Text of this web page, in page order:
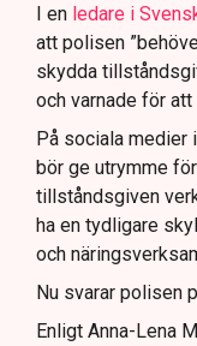
I en ledare i
att polisen
skydda
och varnade för att
På sociala medier
bör ge utrymme
tillståndsgiven
ha en tydligare
och
Nu svarar polisen
Enligt Anna-Lena